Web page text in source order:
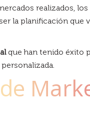
realizados,
la planificación que
que han tenido éxito